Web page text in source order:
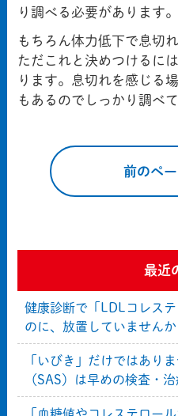
り調べる必要があります。
もちろん体力低下で息切
ただこれと決めつけるに
ります。息切れを感じる
もあるのでしっかり調べ
前のペ
最近
健康診断で「LDLコレス
のに、放置していませんか
「いびき」だけではあり
（SAS）は早めの検査・
「血糖値やコレステロー